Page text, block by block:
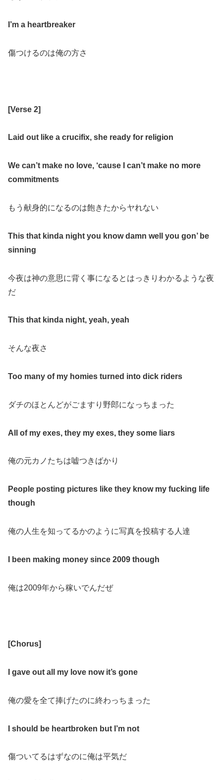
I’m a heartbreaker
傷つけるのは俺の方さ
[Verse 2]
Laid out like a crucifix, she ready for religion
We can’t make no love, ‘cause I can’t make no more
commitments
もう献身的になるのは飽きたからヤれない
This that kinda night you know damn well you gon’ be
sinning
今夜は神の意思に背く事になるとはっきりわかるような夜
だ
This that kinda night, yeah, yeah
そんな夜さ
Too many of my homies turned into dick riders
ダチのほとんどがごますり野郎になっちまった
All of my exes, they my exes, they some liars
俺の元カノたちは嘘つきばかり
People posting pictures like they know my fucking life
though
俺の人生を知ってるかのように写真を投稿する人達
I been making money since 2009 though
俺は2009年から稼いでんだぜ
[Chorus]
I gave out all my love now it’s gone
俺の愛を全て捧げたのに終わっちまった
I should be heartbroken but I’m not
傷ついてるはずなのに俺は平気だ